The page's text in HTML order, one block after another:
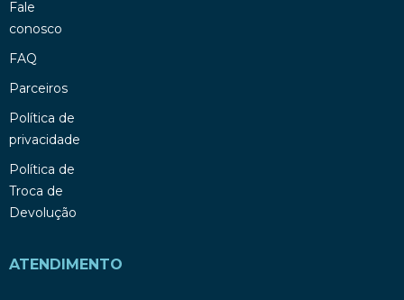
Fale
conosco
FAQ
Parceiros
Política de
privacidade
Política de
Troca de
Devolução
ATENDIMENTO